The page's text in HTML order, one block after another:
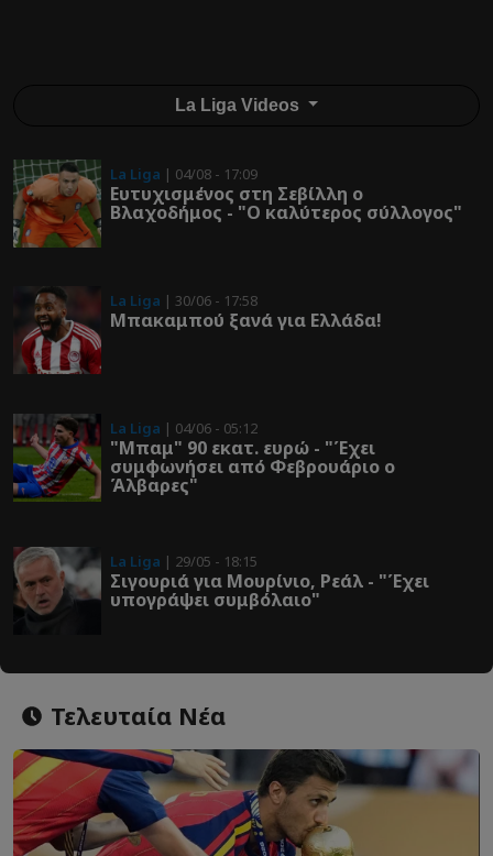
La Liga Videos
La Liga | 04/08 - 17:09
Ευτυχισμένος στη Σεβίλλη ο
Βλαχοδήμος - "Ο καλύτερος σύλλογος"
La Liga | 30/06 - 17:58
Μπακαμπού ξανά για Ελλάδα!
La Liga | 04/06 - 05:12
"Μπαμ" 90 εκατ. ευρώ - "Έχει
συμφωνήσει από Φεβρουάριο ο
Άλβαρες"
La Liga | 29/05 - 18:15
Σιγουριά για Μουρίνιο, Ρεάλ - "Έχει
υπογράψει συμβόλαιο"
Τελευταία Νέα